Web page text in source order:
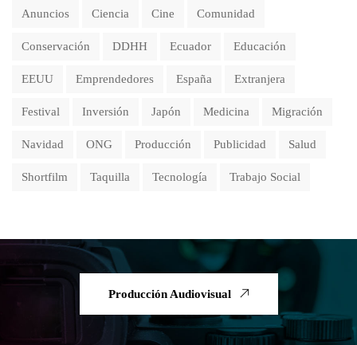
Anuncios Ciencia Cine Comunidad
Conservación DDHH Ecuador Educación
EEUU Emprendedores España Extranjera
Festival Inversión Japón Medicina Migración
Navidad ONG Producción Publicidad Salud
Shortfilm Taquilla Tecnología Trabajo Social
Producción Audiovisual